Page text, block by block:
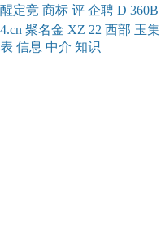
醒定竞 商标 评 企聘 D 360B
4.cn 聚名金 XZ 22 西部 玉集
表 信息 中介 知识